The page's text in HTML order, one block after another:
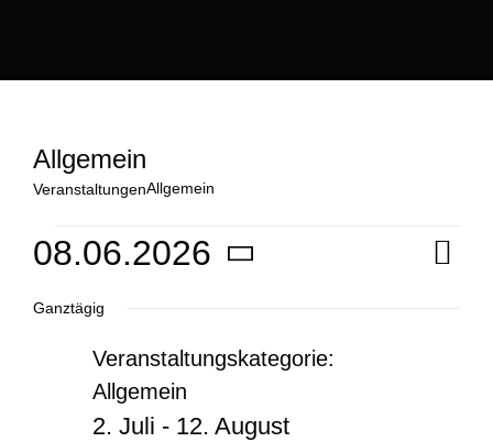
Allgemein
VeranstaltungenAllgemein
Veranstaltungen
für
06.08.2026
Tag
08.06.2026
Datum
Ganztägig
Veranstaltungskategorie:
Allgemein
2. Juli - 12. August